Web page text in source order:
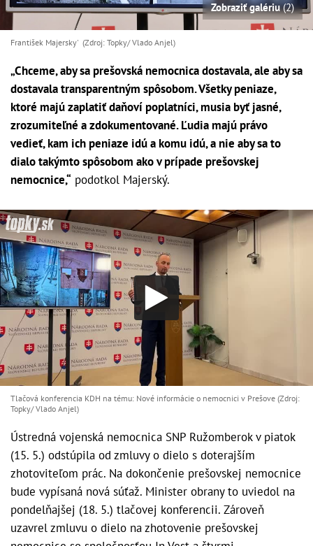
Zobraziť galériu(2)
František Majersky' (Zdroj: Topky/ Vlado Anjel)
„Chceme, aby sa prešovská nemocnica dostavala, ale aby sa
dostavala transparentným spôsobom. Všetky peniaze,
ktoré majú zaplatiť daňoví poplatníci, musia byť jasné,
zrozumiteľné a zdokumentované. Ľudia majú právo
vedieť, kam ich peniaze idú a komu idú, a nie aby sa to
dialo takýmto spôsobom ako v prípade prešovskej
nemocnice,“ podotkol Majerský.
Tlačová konferencia KDH na tému: Nové informácie o nemocnici v Prešove (Zdroj:
Topky/ Vlado Anjel)
Ústredná vojenská nemocnica SNP Ružomberok v piatok
(15. 5.) odstúpila od zmluvy o dielo s doterajším
zhotoviteľom prác. Na dokončenie prešovskej nemocnice
bude vypísaná nová súťaž. Minister obrany to uviedol na
pondelňajšej (18. 5.) tlačovej konferencii. Zároveň
uzavrel zmluvu o dielo na zhotovenie prešovskej